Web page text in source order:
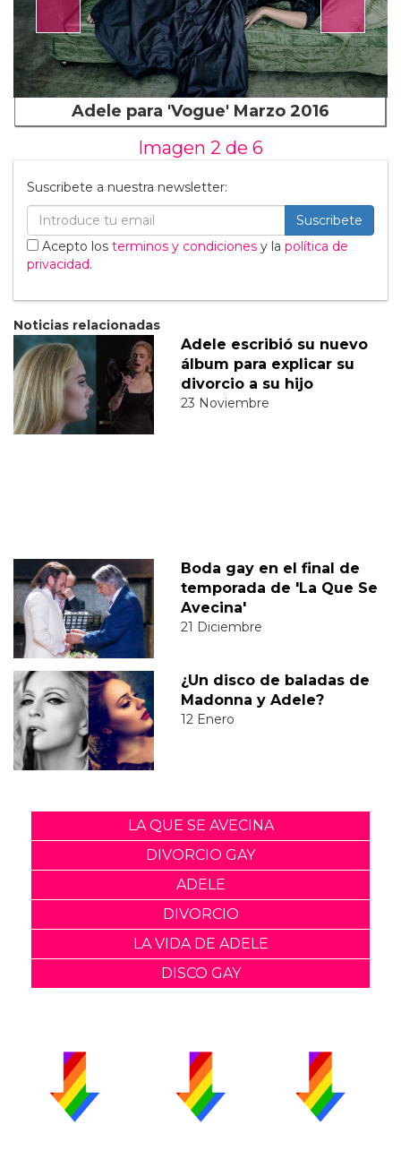
Adele para 'Vogue' Marzo 2016
Imagen 2 de 6
Suscribete a nuestra newsletter:
Suscribete
Acepto los terminos y condiciones y la política de
privacidad.
Noticias relacionadas
Adele escribió su nuevo
álbum para explicar su
divorcio a su hijo
23 Noviembre
Boda gay en el final de
temporada de 'La Que Se
Avecina'
21 Diciembre
¿Un disco de baladas de
Madonna y Adele?
12 Enero
LA QUE SE AVECINA
DIVORCIO GAY
ADELE
DIVORCIO
LA VIDA DE ADELE
DISCO GAY